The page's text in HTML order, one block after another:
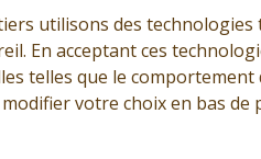
utilisons des technologies
En acceptant ces
telles que le
votre choix en bas de